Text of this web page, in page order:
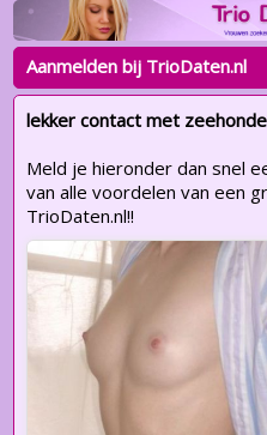
Aanmelden bij TrioDaten.nl
lekker contact met
Meld je hieronder dan snel
van alle voordelen van een
TrioDaten.nl!!